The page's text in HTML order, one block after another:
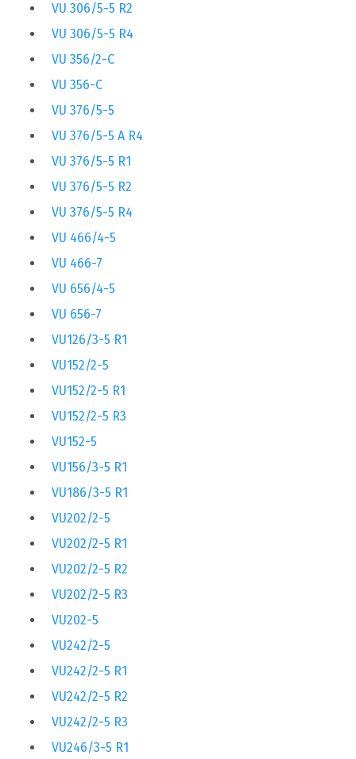
VU 306/5-5 R2
VU 306/5-5 R4
VU 356/2-C
VU 356-C
VU 376/5-5
VU 376/5-5 A R4
VU 376/5-5 R1
VU 376/5-5 R2
VU 376/5-5 R4
VU 466/4-5
VU 466-7
VU 656/4-5
VU 656-7
VU126/3-5 R1
VU152/2-5
VU152/2-5 R1
VU152/2-5 R3
VU152-5
VU156/3-5 R1
VU186/3-5 R1
VU202/2-5
VU202/2-5 R1
VU202/2-5 R2
VU202/2-5 R3
VU202-5
VU242/2-5
VU242/2-5 R1
VU242/2-5 R2
VU242/2-5 R3
VU246/3-5 R1